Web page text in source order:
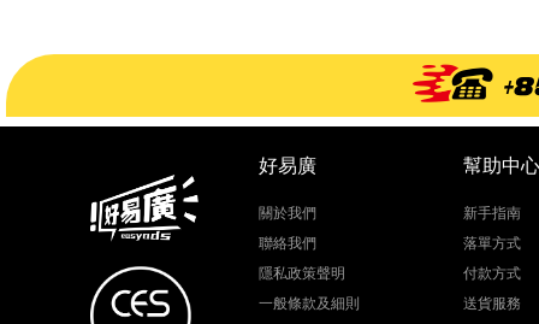
好易廣
關於我們
聯絡我們
隱私政策聲明
​一般條款及細則
幫助中心
新手指南
落單方式
付款方式
送貨服務